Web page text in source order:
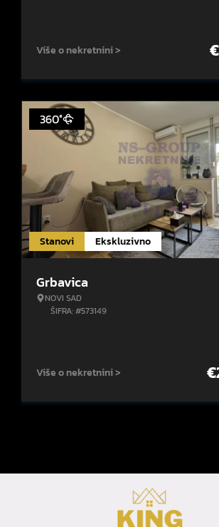
Više o nekretnini > €
Stanovi Ekskluzivno
360°
Grbavica
NOVI SAD
ŠIFRA: #573149
Više o nekretnini > €